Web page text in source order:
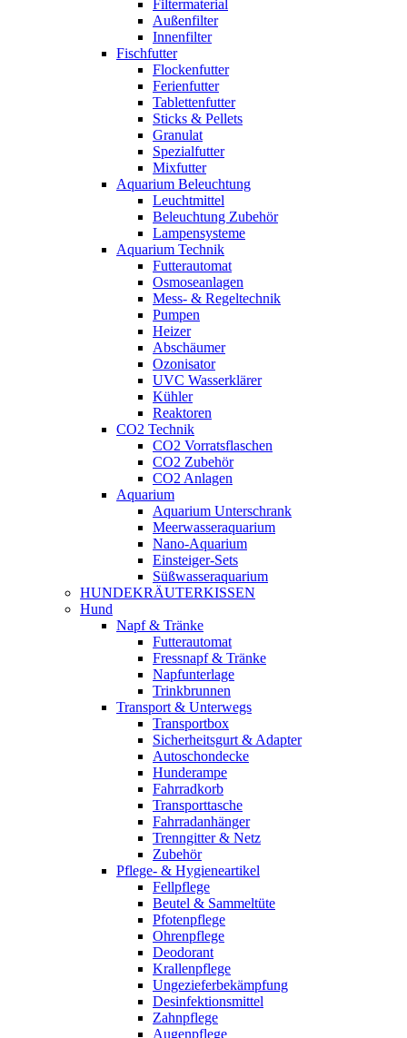
Filtermaterial
Außenfilter
Innenfilter
Fischfutter
Flockenfutter
Ferienfutter
Tablettenfutter
Sticks & Pellets
Granulat
Spezialfutter
Mixfutter
Aquarium Beleuchtung
Leuchtmittel
Beleuchtung Zubehör
Lampensysteme
Aquarium Technik
Futterautomat
Osmoseanlagen
Mess- & Regeltechnik
Pumpen
Heizer
Abschäumer
Ozonisator
UVC Wasserklärer
Kühler
Reaktoren
CO2 Technik
CO2 Vorratsflaschen
CO2 Zubehör
CO2 Anlagen
Aquarium
Aquarium Unterschrank
Meerwasseraquarium
Nano-Aquarium
Einsteiger-Sets
Süßwasseraquarium
HUNDEKRÄUTERKISSEN
Hund
Napf & Tränke
Futterautomat
Fressnapf & Tränke
Napfunterlage
Trinkbrunnen
Transport & Unterwegs
Transportbox
Sicherheitsgurt & Adapter
Autoschondecke
Hunderampe
Fahrradkorb
Transporttasche
Fahrradanhänger
Trenngitter & Netz
Zubehör
Pflege- & Hygieneartikel
Fellpflege
Beutel & Sammeltüte
Pfotenpflege
Ohrenpflege
Deodorant
Krallenpflege
Ungezieferbekämpfung
Desinfektionsmittel
Zahnpflege
Augenpflege